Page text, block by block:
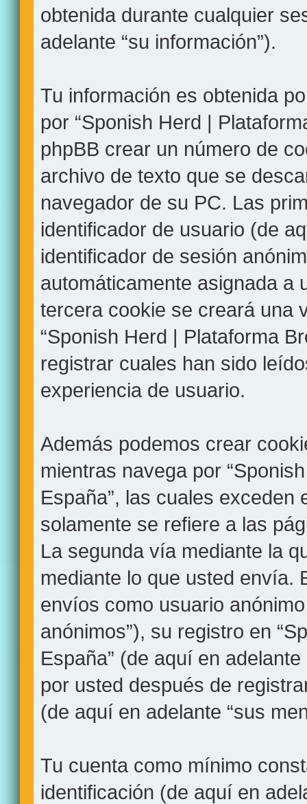
obtenida durante cualquier
adelante “su información”).
Tu información es obtenida
por “Sponish Herd |
phpBB crear un número de
archivo de texto que se
navegador de su PC. Las
identificador de usuario (de
identificador de sesión
automáticamente asignada a
tercera cookie se creará una
“Sponish Herd | Plataforma
registrar cuales han sido
experiencia de usuario.
Además podemos crear
mientras navega por
España”, las cuales
solamente se refiere a las
La segunda vía mediante la
mediante lo que usted envía.
envíos como usuario
anónimos”), su registro en
España” (de aquí en
por usted después de
(de aquí en adelante “sus
Tu cuenta como mínimo
identificación (de aquí en